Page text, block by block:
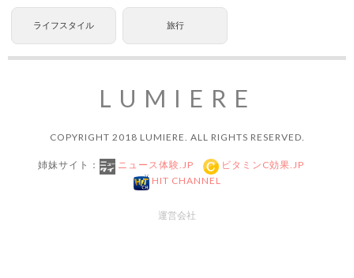
ライフスタイル 旅行
LUMIERE
COPYRIGHT 2018 LUMIERE. ALL RIGHTS RESERVED.
姉妹サイト： ニュース体験.JP
ビタミンC効果.JP
HIT CHANNEL
運営会社